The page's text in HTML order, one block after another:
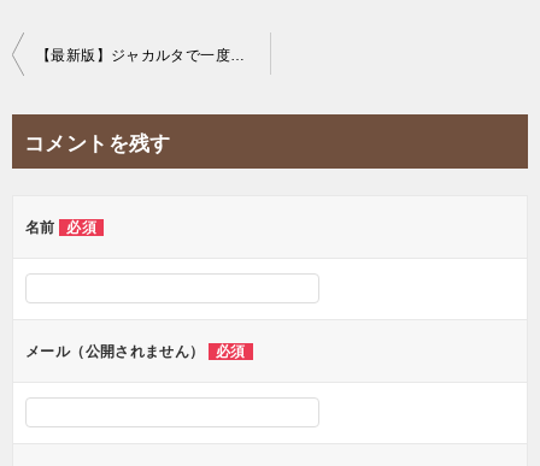
投
ー
ョ
【最新版】ジャカルタで一度は食べたいご褒美ケーキ屋20選！
コメントを残す
名前 必須
メール（公開されません） 必須